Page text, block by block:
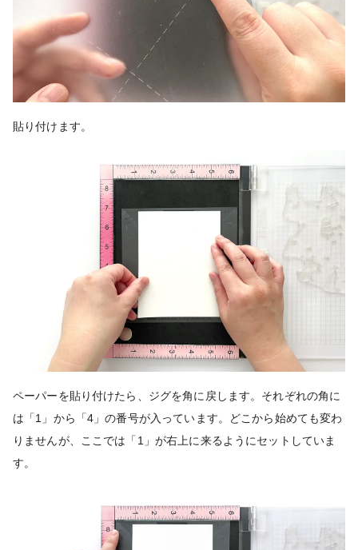
貼り付けます。
ペーパーを貼り付けたら、ジグを角に戻します。それぞれの角に
は「1」から「4」の番号が入っています。どこから始めても変わ
りませんが、ここでは「1」が右上に来るようにセットしていま
す。